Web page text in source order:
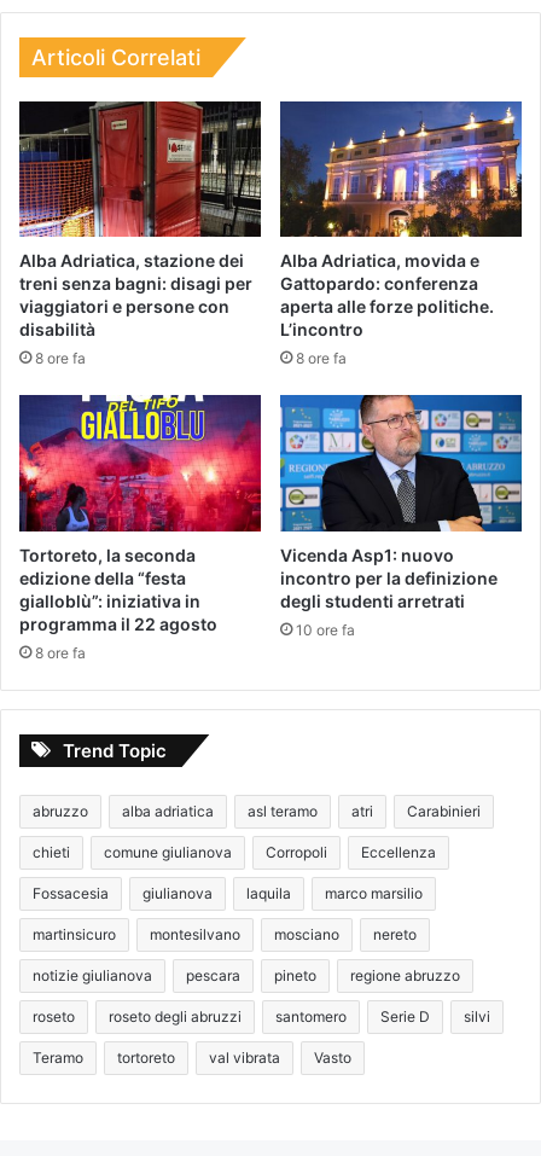
Articoli Correlati
Alba Adriatica, stazione dei
treni senza bagni: disagi per
viaggiatori e persone con
disabilità
8 ore fa
Alba Adriatica, movida e
Gattopardo: conferenza
aperta alle forze politiche.
L’incontro
8 ore fa
Tortoreto, la seconda
edizione della “festa
gialloblù”: iniziativa in
programma il 22 agosto
8 ore fa
Vicenda Asp1: nuovo
incontro per la definizione
degli studenti arretrati
10 ore fa
Trend Topic
abruzzo alba adriatica asl teramo atri Carabinieri
chieti comune giulianova Corropoli Eccellenza
Fossacesia giulianova laquila marco marsilio
martinsicuro montesilvano mosciano nereto
notizie giulianova pescara pineto regione abruzzo
roseto roseto degli abruzzi santomero Serie D silvi
Teramo tortoreto val vibrata Vasto